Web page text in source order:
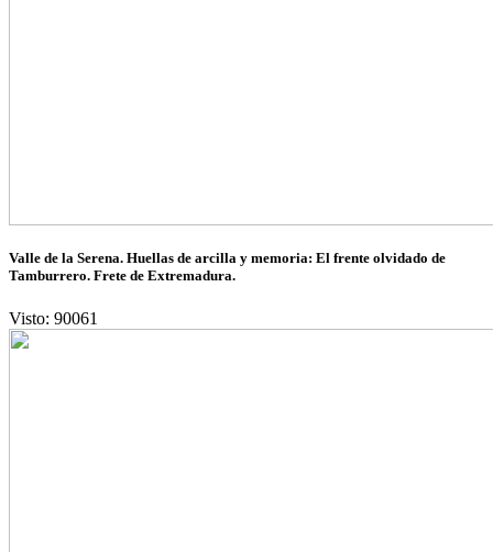
Valle de la Serena. Huellas de arcilla y memoria: El frente olvidado de
Tamburrero. Frete de Extremadura.
Visto: 90061